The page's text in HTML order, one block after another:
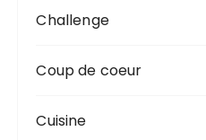
Challenge
Coup de coeur
Cuisine